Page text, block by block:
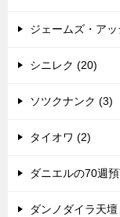
ジェームズ・ア
シニレク (20)
ソツクナンク (3)
タイオワ (2)
ダニエルの70週
ダンノダイラ天